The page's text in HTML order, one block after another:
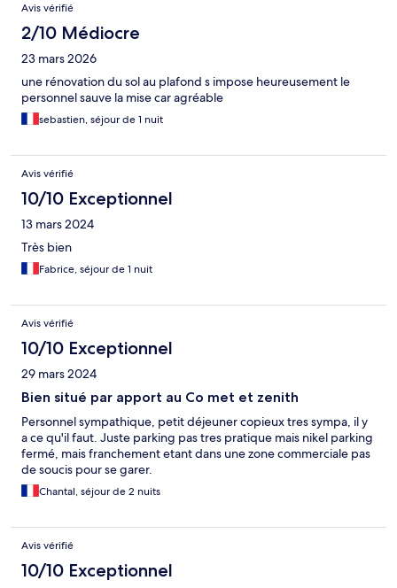
Avis vérifié
2/10 Médiocre
23 mars 2026
une rénovation du sol au plafond s impose heureusement le
personnel sauve la mise car agréable
sebastien, séjour de 1 nuit
Avis vérifié
10/10 Exceptionnel
13 mars 2024
Très bien
Fabrice, séjour de 1 nuit
Avis vérifié
10/10 Exceptionnel
29 mars 2024
Bien situé par apport au Co met et zenith
Personnel sympathique, petit déjeuner copieux tres sympa, il y
a ce qu'il faut. Juste parking pas tres pratique mais nikel parking
fermé, mais franchement etant dans une zone commerciale pas
de soucis pour se garer.
Chantal, séjour de 2 nuits
Avis vérifié
10/10 Exceptionnel